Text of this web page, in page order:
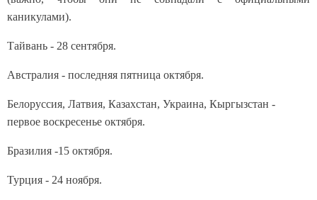
каникулами).
Тайвань - 28 сентября.
Австралия - последняя пятница октября.
Белоруссия, Латвия, Казахстан, Украина, Кыргызстан -
первое воскресенье октября.
Бразилия -15 октября.
Турция - 24 ноября.